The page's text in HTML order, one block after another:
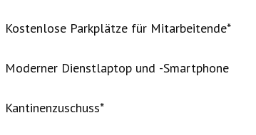
Kostenlose Parkplätze für Mitarbeitende*
Moderner Dienstlaptop und -Smartphone
Kantinenzuschuss*